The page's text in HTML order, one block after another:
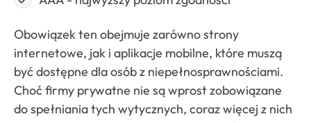
Obowiązek ten obejmuje zarówno strony
internetowe, jak i aplikacje mobilne, które muszą
być dostępne dla osób z niepełnosprawnościami.
Choć firmy prywatne nie są wprost zobowiązane
do spełniania tych wytycznych, coraz więcej z nich